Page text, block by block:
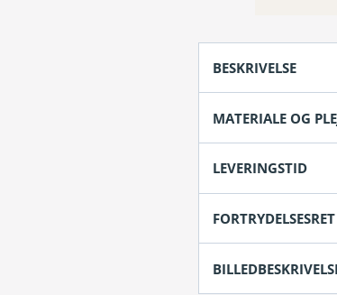
antal
BESKRIVELSE
MATERIALE OG
LEVERINGSTID
FORTRYDELSESRET